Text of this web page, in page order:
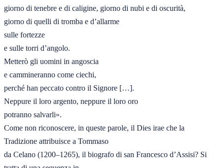
giorno di tenebre e di caligine, giorno di nubi e di oscurità,
giorno di quelli di tromba e d’allarme
sulle fortezze
e sulle torri d’angolo.
Metterò gli uomini in angoscia
e cammineranno come ciechi,
perché han peccato contro il Signore […].
Neppure il loro argento, neppure il loro oro
potranno salvarli».
Come non riconoscere, in queste parole, il Dies irae che la
Tradizione attribuisce a Tommaso
da Celano (1200–1265), il biografo di san Francesco d’Assisi? Si